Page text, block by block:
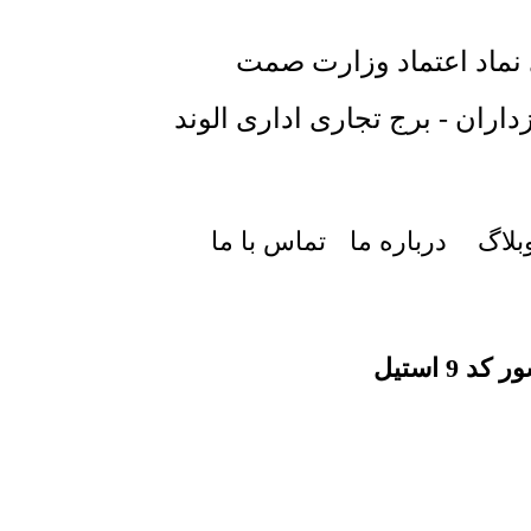
نماد اعتماد وزارت صمت
- برج تجاری اداری الوند
درباره ما تماس با ما
9 استیل